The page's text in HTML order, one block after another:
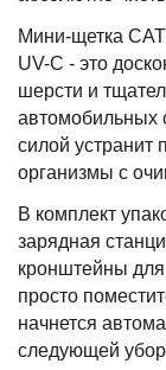
Мини-щетка
UV-C - это
шерсти и
автомобильных
силой
организмы с
В комплект
зарядная
кронштейны для
просто
начнется
следующей